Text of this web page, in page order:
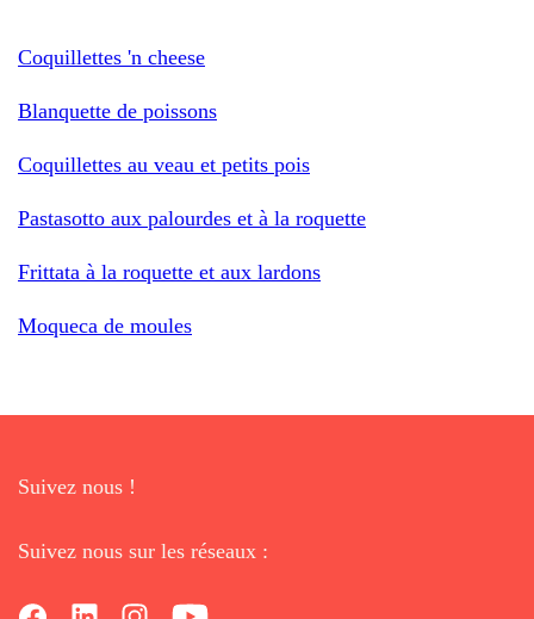
Coquillettes 'n cheese
Blanquette de poissons
Coquillettes au veau et petits pois
Pastasotto aux palourdes et à la roquette
Frittata à la roquette et aux lardons
Moqueca de moules
Suivez nous !
Suivez nous sur les réseaux :